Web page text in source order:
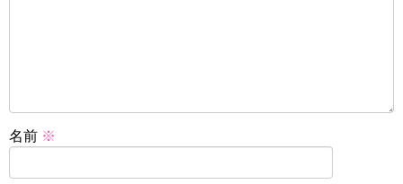
名前 ※